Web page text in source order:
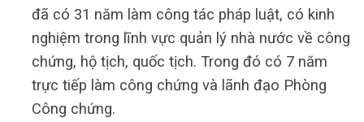
đã có 31 năm làm công tác pháp luật, có kinh
nghiệm trong lĩnh vực quản lý nhà nước về công
chứng, hộ tịch, quốc tịch. Trong đó có 7 năm
trực tiếp làm công chứng và lãnh đạo Phòng
Công chứng.